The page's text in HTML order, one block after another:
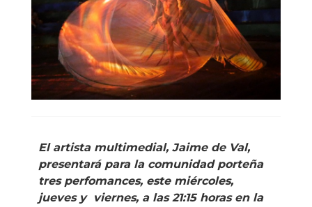
El artista multimedial, Jaime de Val,
presentará para la comunidad porteña
tres perfomances, este miércoles,
jueves y viernes, a las 21:15 horas en la